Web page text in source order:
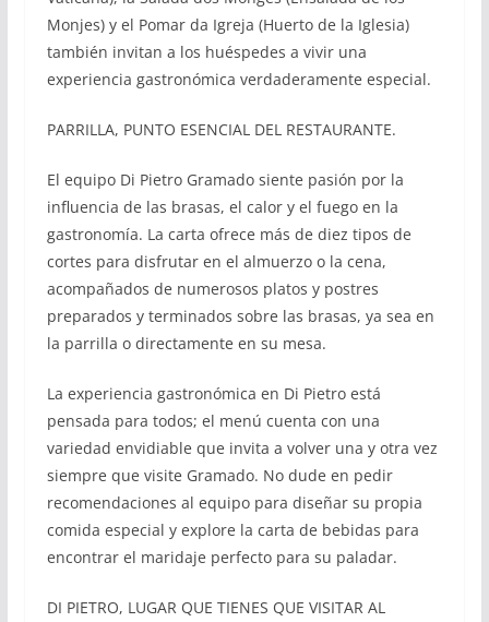
Monjes) y el Pomar da Igreja (Huerto de la Iglesia)
también invitan a los huéspedes a vivir una
experiencia gastronómica verdaderamente especial.
PARRILLA, PUNTO ESENCIAL DEL RESTAURANTE.
El equipo Di Pietro Gramado siente pasión por la
influencia de las brasas, el calor y el fuego en la
gastronomía. La carta ofrece más de diez tipos de
cortes para disfrutar en el almuerzo o la cena,
acompañados de numerosos platos y postres
preparados y terminados sobre las brasas, ya sea en
la parrilla o directamente en su mesa.
La experiencia gastronómica en Di Pietro está
pensada para todos; el menú cuenta con una
variedad envidiable que invita a volver una y otra vez
siempre que visite Gramado. No dude en pedir
recomendaciones al equipo para diseñar su propia
comida especial y explore la carta de bebidas para
encontrar el maridaje perfecto para su paladar.
DI PIETRO, LUGAR QUE TIENES QUE VISITAR AL